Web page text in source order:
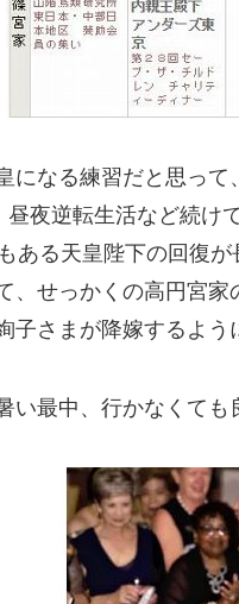
になる練習だと思って
昼夜逆転生活など続け
ある天皇陛下の回復
、せっかくの高円宮家
子さまが降嫁するよう
い最中、行かなくても